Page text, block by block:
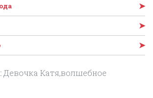
➤
➤
➤
Девочка Катя,волшебное